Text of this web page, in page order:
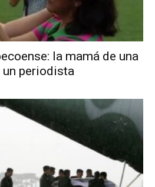
la mamá de una
periodista